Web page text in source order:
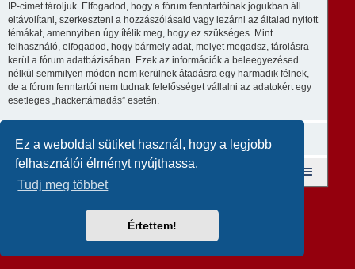
Ez a weboldal sütiket használ, hogy a legjobb
felhasználói élményt nyújthassa.
Tudj meg többet
Értettem!
IP-címet tároljuk. Elfogadod, hogy a fórum fenntartóinak jogukban áll
eltávolítani, szerkeszteni a hozzászólásaid vagy lezárni az általad nyitott
témákat, amennyiben úgy ítélik meg, hogy ez szükséges. Mint
felhasználó, elfogadod, hogy bármely adat, melyet megadsz, tárolásra
kerül a fórum adatbázisában. Ezek az információk a beleegyezésed
nélkül semmilyen módon nem kerülnek átadásra egy harmadik félnek,
de a fórum fenntartói nem tudnak felelősséget vállalni az adatokért egy
esetleges „hackertámadás” esetén.
Magyar fordítás ©Magyar phpBB Közösség